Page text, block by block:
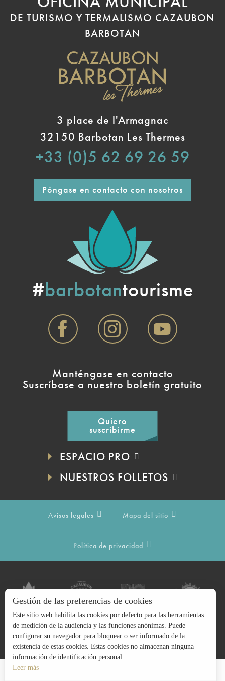
DE TURISMO Y TERMALISMO CAZAUBON
BARBOTAN
3 place de l'Armagnac
32150 Barbotan Les Thermes
+33 (0)5 62 69 26 59
Póngase en contacto con nosotros
#barbotantourisme
Manténgase en contacto
Suscríbase a nuestro boletín gratuito
Quiero
suscribirme
ESPACIO PRO
NUESTROS FOLLETOS
Avisos legales Mapa del sitio
Política de privacidad
Gestión de las preferencias de cookies
Este sitio web habilita las cookies por defecto para las herramientas
de medición de la audiencia y las funciones anónimas. Puede
configurar su navegador para bloquear o ser informado de la
existencia de estas cookies. Estas cookies no almacenan ninguna
información de identificación personal.
Leer más